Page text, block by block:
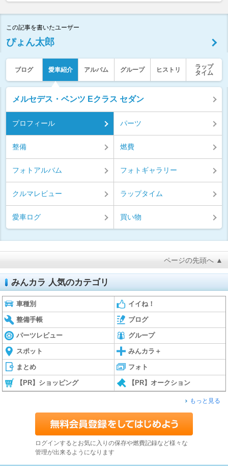
この記事を書いたユーザー
ぴょん太郎
ブログ 愛車紹介 アルバム グループ ヒストリ
ラップ
タイム
メルセデス・ベンツ Eクラス セダン
プロフィール パーツ
整備 燃費
フォトアルバム フォトギャラリー
クルマレビュー ラップタイム
愛車ログ 買い物
ページの先頭へ ▲
みんカラ 人気のカテゴリ
車種別 イイね！
整備手帳 ブログ
パーツレビュー グループ
スポット みんカラ＋
まとめ フォト
【PR】ショッピング 【PR】オークション
もっと見る
ログインするとお気に入りの保存や燃費記録など様々な
管理が出来るようになります